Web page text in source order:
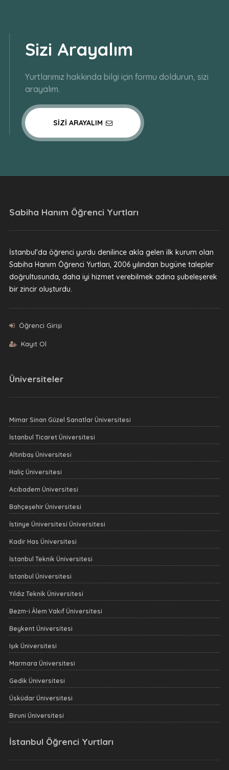
Sizi Arayalım
Yurtlarımız hakkında bilgi için formu doldurun, sizi
arayalım.
SIZI ARAYALIM
Sabiha Hanım Öğrenci Yurtları
İstanbul'da öğrenci yurdu denilince akla gelen ilk kurum olan
Sabiha Hanım Öğrenci Yurtları, 2006 yılından bugüne talepler
doğrultusunda, daha iyi hizmet verebilmek adına şubeleşerek
bir zincir oluşturdu.
Öğrenci Girişi
Kayıt Ol
Üniversiteler
Mimar Sinan Güzel Sanatlar Üniversitesi
İstanbul Ticaret Üniversitesi
Altınbaş Üniversitesi
Haliç Üniversitesi
Acıbadem Üniversitesi
Bahçeşehir Üniversitesi
İstinye Üniversitesi Üniversitesi
Kadir Has Üniversitesi
İstanbul Teknik Üniversitesi
İstanbul Üniversitesi
Yıldız Teknik Üniversitesi
Bezm-i Âlem Vakıf Üniversitesi
Beykent Üniversitesi
Işık Üniversitesi
Marmara Üniversitesi
Gedik Üniversitesi
Üsküdar Üniversitesi
Biruni Üniversitesi
İstanbul Öğrenci Yurtları